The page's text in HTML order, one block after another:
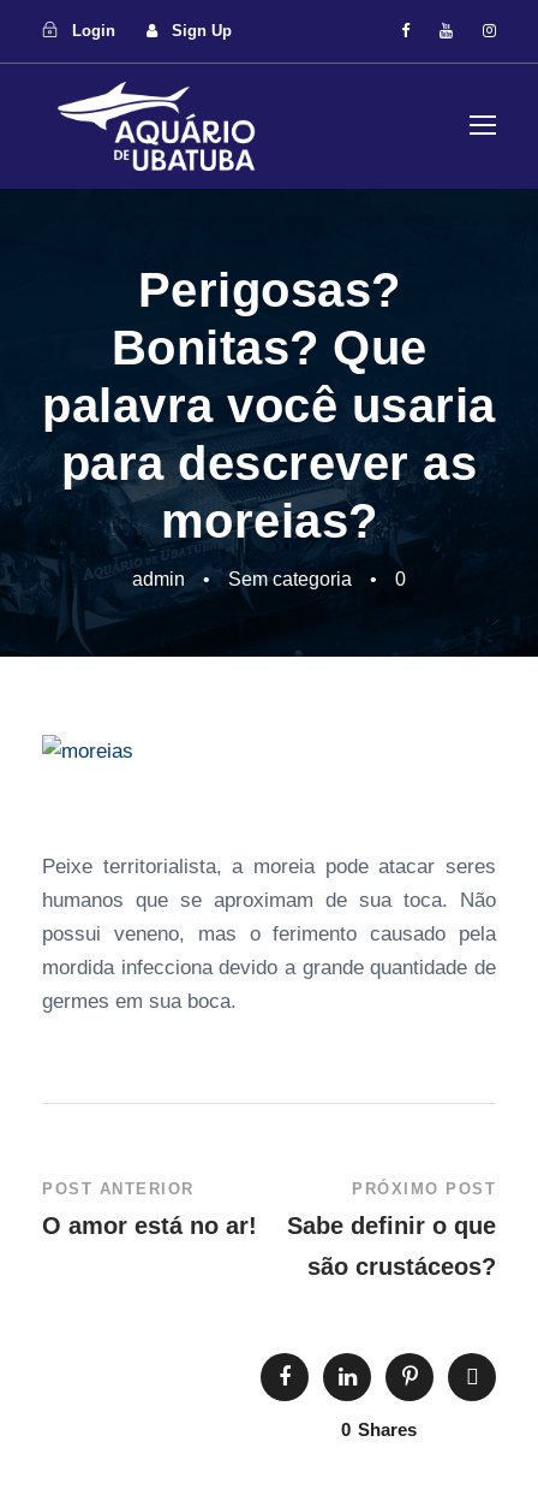
Login Sign Up
Perigosas?
Bonitas? Que
palavra você usaria
para descrever as
moreias?
admin • Sem categoria • 0
Peixe territorialista, a moreia pode atacar seres
humanos que se aproximam de sua toca. Não
possui veneno, mas o ferimento causado pela
mordida infecciona devido a grande quantidade de
germes em sua boca.
POST ANTERIOR
O amor está no ar!
PRÓXIMO POST
Sabe definir o que
são crustáceos?
0 Shares